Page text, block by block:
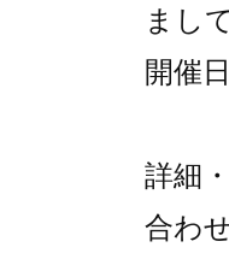
まし
開催
詳細
合わ